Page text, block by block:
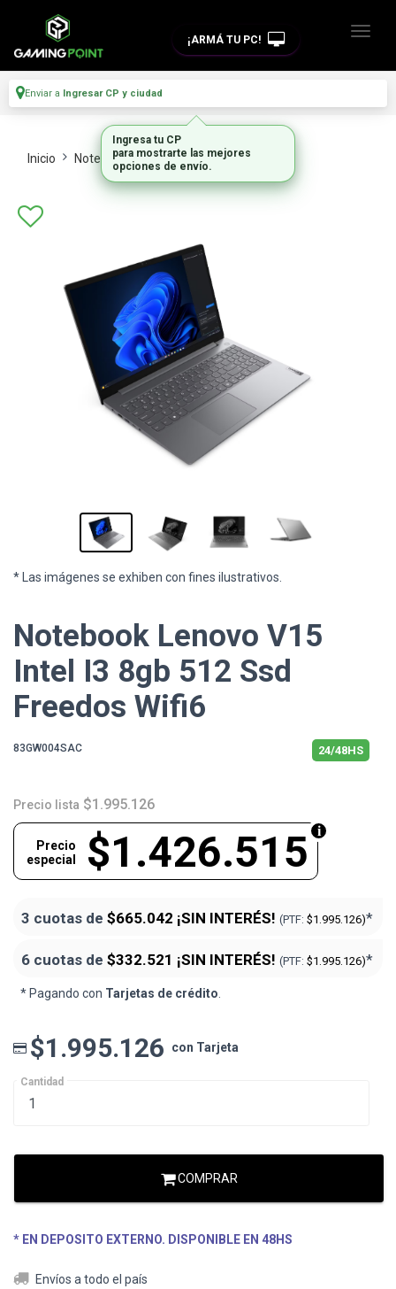
¡ARMÁ TU PC!
Enviar a Ingresar CP y ciudad
Inicio Notebooks Notebooks
* Las imágenes se exhiben con fines ilustrativos.
Notebook Lenovo V15
Intel I3 8gb 512 Ssd
Freedos Wifi6
83GW004SAC 24/48HS
Precio lista $1.995.126
$1.426.515
Precio
especial
3 cuotas de $665.042 ¡SIN INTERÉS! (PTF: $1.995.126)*
6 cuotas de $332.521 ¡SIN INTERÉS! (PTF: $1.995.126)*
* Pagando con Tarjetas de crédito
$1.995.126 con Tarjeta
Cantidad
COMPRAR
* EN DEPOSITO EXTERNO. DISPONIBLE EN 48HS
Envíos a todo el país
Ingresa tu CP
para mostrarte las mejores
opciones de envío.